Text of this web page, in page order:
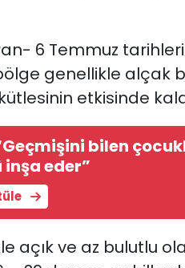
6 Temmuz
genellikle alçak
etkisinde
bilen
eder”
açık ve az bulutlu